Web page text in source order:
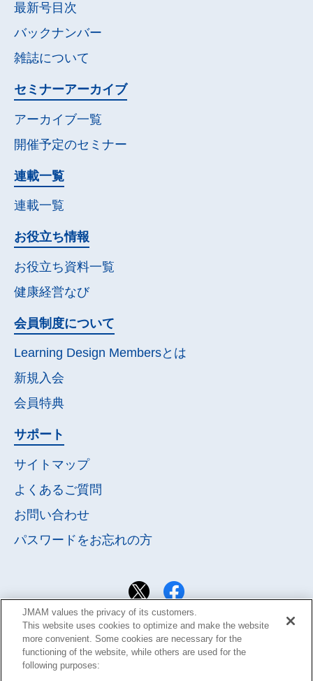
最新号目次
バックナンバー
雑誌について
セミナーアーカイブ
アーカイブ一覧
開催予定のセミナー
連載一覧
連載一覧
お役立ち情報
お役立ち資料一覧
健康経営なび
会員制度について
Learning Design Membersとは
新規入会
会員特典
サポート
サイトマップ
よくあるご質問
お問い合わせ
パスワードをお忘れの方
JMAM values the privacy of its customers.
This website uses cookies to optimize and make the website
more convenient. Some cookies are necessary for the
functioning of the website, while others are used for the
following purposes: